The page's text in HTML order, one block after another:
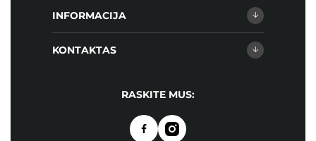
INFORMACIJA
KONTAKTAS
RASKITE MUS: